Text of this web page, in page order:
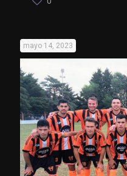
mayo 14, 2023